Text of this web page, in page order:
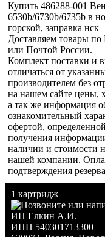
Купить 486288-001
6530b/6730b/6735b в
горской, заправка нск
Доставляем товары
или Почтой России.
Комплект поставки и
отличаться от
производителем без
на нашем сайте цены,
а так же информация
ознакомительный
офертой,
получения
наличии и стоимости
нашей компании.
подтверждения
1 картридж
ИП Елкин А.И.
ИНН 540301713300